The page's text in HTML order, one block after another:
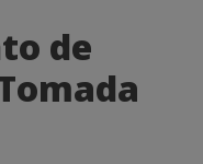
de